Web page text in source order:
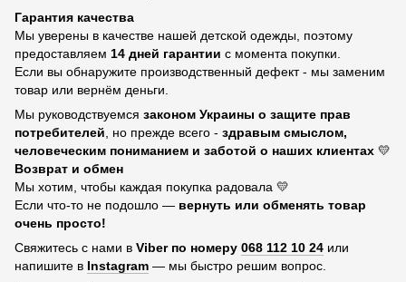
Гарантия качества
Мы уверены в качестве нашей детской одежды, поэтому
предоставляем 14 дней гарантии с момента покупки.
Если вы обнаружите производственный дефект - мы заменим
товар или вернём деньги.
Мы руководствуемся законом Украины о защите прав
потребителей , но прежде всего - здравым смыслом,
человеческим пониманием и заботой о наших клиентах 💛
Возврат и обмен
Мы хотим, чтобы каждая покупка радовала 💛
Если что-то не подошло — вернуть или обменять товар
очень просто!
Свяжитесь с нами в Viber по номеру 068 112 10 24 или
напишите в Instagram — мы быстро решим вопрос.